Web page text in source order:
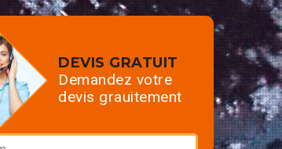
DEVIS GRATUIT
Demandez votre
devis grauitement